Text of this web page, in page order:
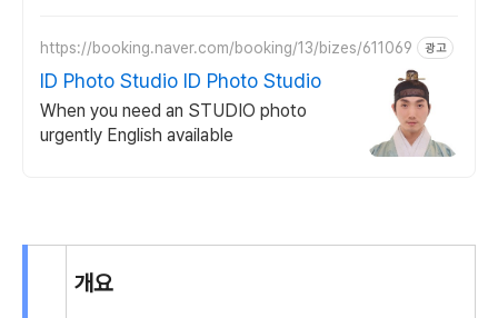
https://booking.naver.com/booking/13/bizes/611069 광고
ID Photo Studio ID Photo Studio
When you need an STUDIO photo
urgently English available
개요